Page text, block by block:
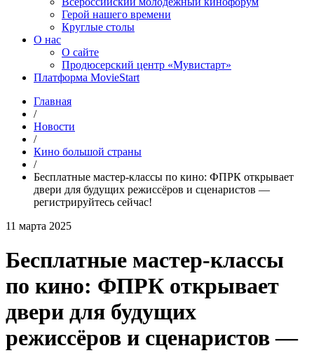
Герой нашего времени
Круглые столы
О нас
О сайте
Продюсерский центр «Мувистарт»
Платформа MovieStart
Главная
/
Новости
/
Кино большой страны
/
Бесплатные мастер-классы по кино: ФПРК открывает
двери для будущих режиссёров и сценаристов —
регистрируйтесь сейчас!
11 марта 2025
Бесплатные мастер-классы
по кино: ФПРК открывает
двери для будущих
режиссёров и сценаристов —